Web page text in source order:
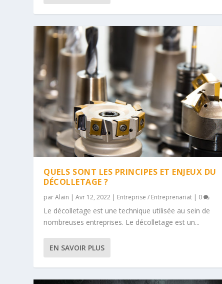
QUELS SONT LES PRINCIPES ET ENJEUX DU
DÉCOLLETAGE ?
parAlain |Avr 12, 2022 | Entreprise / Entreprenariat | 0
Le décolletage est une technique utilisée au sein de
nombreuses entreprises. Le décolletage est un...
EN SAVOIR PLUS